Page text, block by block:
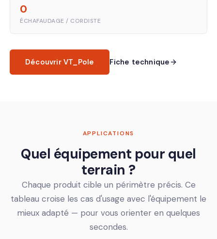
0
ÉCHAFAUDAGE / CORDISTE
Découvrir VT_Pole Fiche technique
APPLICATIONS
Quel équipement pour quel
terrain ?
Chaque produit cible un périmètre précis. Ce
tableau croise les cas d'usage avec l'équipement le
mieux adapté — pour vous orienter en quelques
secondes.